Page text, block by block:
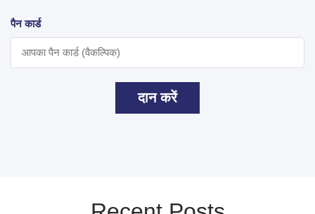
पैन कार्ड
दान करें